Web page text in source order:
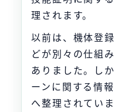
理されます。
以前は、機体登
どが別々の仕組
ありました。し
ーンに関する情
へ整理されてい